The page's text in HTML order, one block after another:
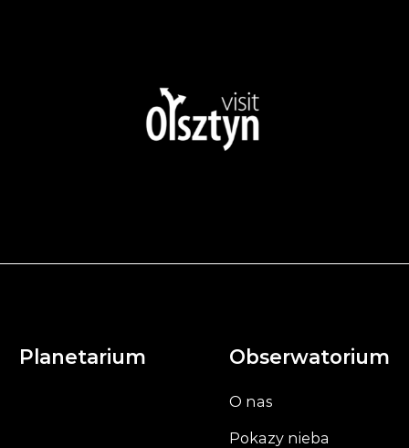
Planetarium Obserwatorium
O nas
Pokazy nieba